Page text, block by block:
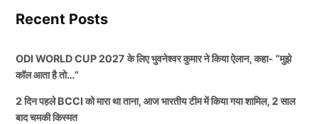
Recent Posts
ODI WORLD CUP 2027 के लिए भुवनेश्वर कुमार ने किया ऐलान, कहा- “मुझे
कॉल आता है तो…”
2 दिन पहले BCCI को मारा था ताना, आज भारतीय टीम में किया गया शामिल, 2 साल
बाद चमकी किस्मत